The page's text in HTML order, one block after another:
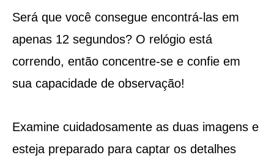
Será que você consegue encontrá-las em
apenas 12 segundos? O relógio está
correndo, então concentre-se e confie em
sua capacidade de observação!
Examine cuidadosamente as duas imagens e
esteja preparado para captar os detalhes